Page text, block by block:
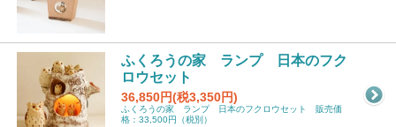
ふくろうの家 ランプ 日本のフク
ロウセット
36,850円(税3,350円)
ふくろうの家 ランプ 日本のフクロウセット 販売価
格：33,500円（税別）